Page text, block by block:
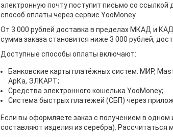
электронную почту поступит письмо со
способ оплаты через сервис YooMoney.
От 3 000 рублей доставка в пределах МКАД и
сумма заказа становится ниже 3 000 рублей,
Доступные способы оплаты включают:
Банковские карты платёжных систем: МИР,
АрКа, ЭЛКАРТ;
Средства электронного кошелька YooMoney;
Система быстрых платежей (СБП) через
Если вы оформляете заказ с получением в
составляют изделия из серебра). Рассчитаться